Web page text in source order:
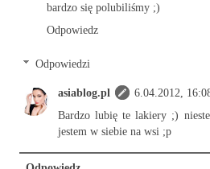
bardzo się polubiliśmy ;)
Odpowiedz
Odpowiedzi
asiablog.pl
6.04.2012,
Bardzo lubię te lakiery ;)
jestem w siebie na wsi ;p